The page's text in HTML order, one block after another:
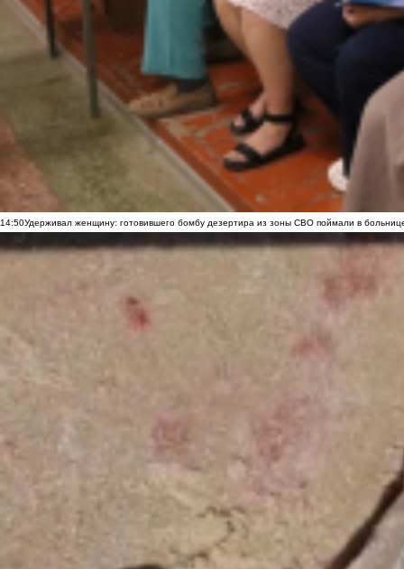
14:50Удерживал женщину: готовившего бомбу дезертира из зоны СВО поймали в